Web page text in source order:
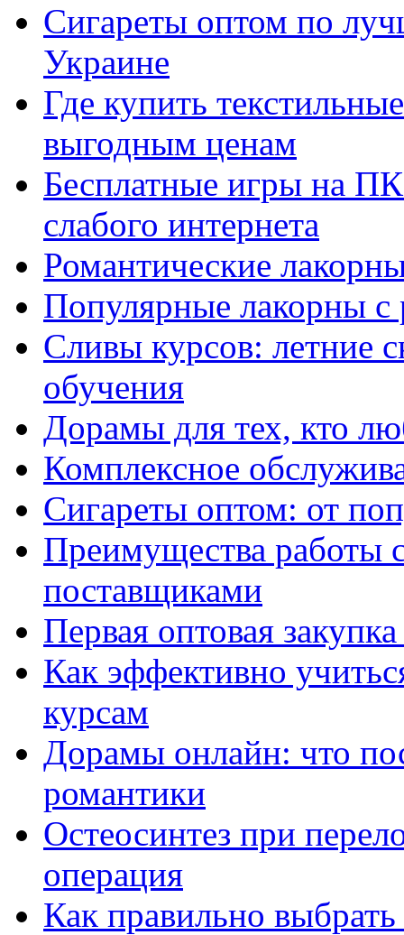
Сигареты оптом по
Украине
Где купить
выгодным ценам
Бесплатные игры на
слабого интернета
Романтические
Популярные лакорны с
Сливы курсов: летние
обучения
Дорамы для тех, кто
Комплексное
Сигареты оптом: от
Преимущества работы
поставщиками
Первая оптовая
Как эффективно
курсам
Дорамы онлайн: что
романтики
Остеосинтез при
операция
Как правильно